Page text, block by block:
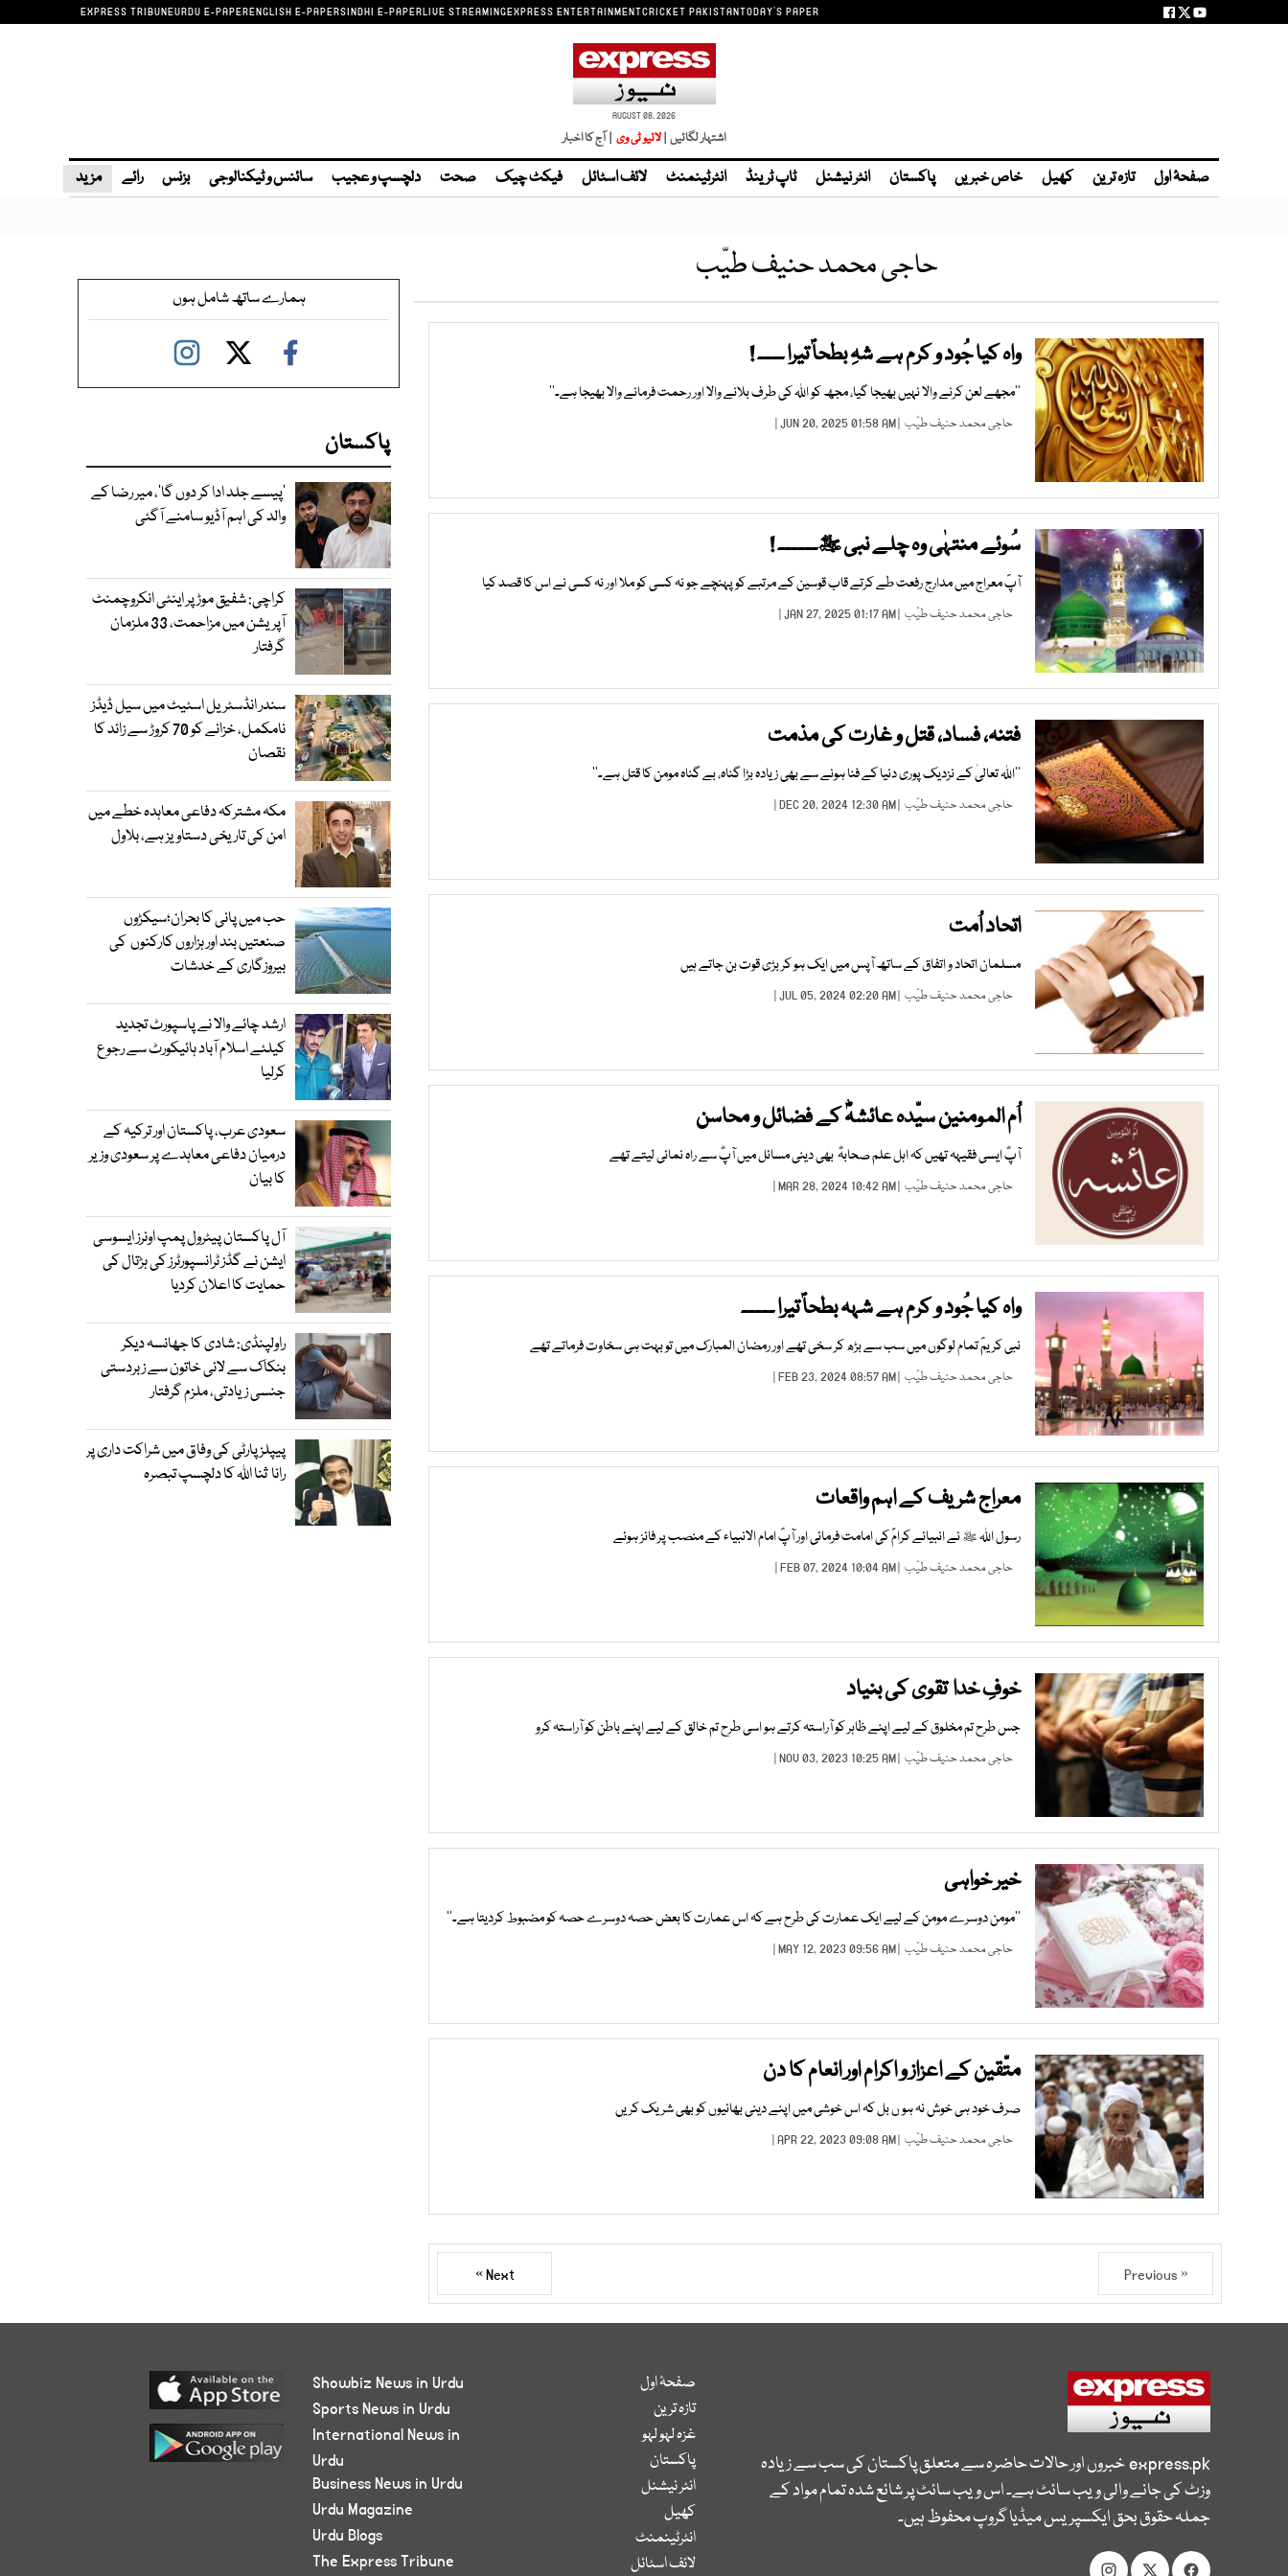
EXPRESS TRIBUNEURDU E-PAPERENGLISH E-PAPERSINDHI E-PAPERLIVE STREAMINGEXPRESS ENTERTAINMENTCRICKET PAKISTANTODAY'S PAPER
AUGUST 08, 2026
اشتہار لگائیں | | آج کا اخبار
صفحۂ اول تازہ ترین کھیل خاص خبریں پاکستان انٹر نیشنل ٹاپ ٹرینڈ انٹرٹینمنٹ لائف اسٹائل فیکٹ چیک صحت دلچسپ و عجیب سائنس و ٹیکنالوجی بزنس رائے مزید
حاجی محمد حنیف طیّب
واہ کیا جُود و کرم ہے شہِ بطحاؐ تیرا ۔۔۔۔ !
’’مجھے لعن کرنے والا نہیں بھیجا گیا، مجھ کو اﷲ کی طرف بلانے والا اور رحمت فرمانے والا بھیجا ہے۔‘‘
حاجی محمد حنیف طیّب | JUN 20, 2025 01:58 AM |
سُوئے منتہٰی وہ چلے نبی ﷺ۔۔۔۔۔۔ !
آپؐ معراج میں مدارج رفعت طے کرتے قاب قوسین کے مرتبے کو پہنچے جو نہ کسی کو ملا اور نہ کسی نے اس کا قصد کیا
حاجی محمد حنیف طیّب | JAN 27, 2025 01:17 AM |
فتنہ، فساد، قتل و غارت کی مذمت
’’اﷲ تعالیٰ کے نزدیک پوری دنیا کے فنا ہونے سے بھی زیادہ بڑا گناہ، بے گناہ مومن کا قتل ہے۔‘‘
حاجی محمد حنیف طیّب | DEC 20, 2024 12:30 AM |
اتحاد اُمت
مسلمان اتحاد و اتفاق کے ساتھ آپس میں ایک ہو کر بڑی قوت بن جاتے ہیں
حاجی محمد حنیف طیّب | JUL 05, 2024 02:20 AM |
اُم المومنین سیّدہ عائشہؓ کے فضائل و محاسن
آپؓ ایسی فقیہہ تھیں کہ اہل علم صحابہؓ بھی دینی مسائل میں آپؓ سے راہ نمائی لیتے تھے
حاجی محمد حنیف طیّب | MAR 28, 2024 10:42 AM |
واہ کیا جُود و کرم ہے شہہ بطحاؐ تیرا ۔۔۔۔۔
نبی کریمؐ تمام لوگوں میں سب سے بڑھ کر سخی تھے اور رمضان المبارک میں تو بہت ہی سخاوت فرماتے تھے
حاجی محمد حنیف طیّب | FEB 23, 2024 08:57 AM |
معراج شریف کے اہم واقعات
رسول اﷲ ﷺ نے انبیائے کرامؑ کی امامت فرمائی اور آپؐ امام الانبیاء کے منصب پر فائز ہوئے
حاجی محمد حنیف طیّب | FEB 07, 2024 10:04 AM |
خوفِ خدا تقوی کی بنیاد
جس طرح تم مخلوق کے لیے اپنے ظاہر کو آراستہ کرتے ہو اسی طرح تم خالق کے لیے اپنے باطن کو آراستہ کرو
حاجی محمد حنیف طیّب | NOV 03, 2023 10:25 AM |
خیر خواہی
’’مومن دوسرے مومن کے لیے ایک عمارت کی طرح ہے کہ اس عمارت کا بعض حصہ دوسرے حصہ کو مضبوط کردیتا ہے۔‘‘
حاجی محمد حنیف طیّب | MAY 12, 2023 09:56 AM |
متّقین کے اعزاز و اکرام اور انعام کا دن
صرف خود ہی خوش نہ ہو ں بل کہ اس خوشی میں اپنے دینی بھائیوں کو بھی شریک کریں
حاجی محمد حنیف طیّب | APR 22, 2023 09:08 AM |
« Previous
Next »
ہمارے ساتھ شامل ہوں
پاکستان
’پیسے جلد ادا کر دوں گا‘، میر رضا کے
والد کی اہم آڈیو سامنے آگئی
کراچی: شفیق موڑ پر اینٹی انکروچمنٹ
آپریشن میں مزاحمت، 33 ملزمان
گرفتار
سندر انڈسٹریل اسٹیٹ میں سیل ڈیڈز
نامکمل، خزانے کو 70 کروڑ سے زائد کا
نقصان
مکہ مشترکہ دفاعی معاہدہ خطے میں
امن کی تاریخی دستاویز ہے، بلاول
حب میں پانی کا بحران؛سیکڑوں
صنعتیں بند اور ہزاروں کارکنوں کی
بیروزگاری کے خدشات
ارشد چائے والا نے پاسپورٹ تجدید
کیلئے اسلام آباد ہائیکورٹ سے رجوع
کرلیا
سعودی عرب، پاکستان اور ترکیہ کے
درمیان دفاعی معاہدے پر سعودی وزیر
کا بیان
آل پاکستان پیٹرول پمپ اونرز ایسوسی
ایشن نے گڈز ٹرانسپورٹرز کی ہڑتال کی
حمایت کا اعلان کردیا
راولپنڈی: شادی کا جھانسہ دیکر
بنکاک سے لائی خاتون سے زبردستی
جنسی زیادتی، ملزم گرفتار
پیپلز پارٹی کی وفاق میں شراکت داری پر
رانا ثنا اللہ کا دلچسپ تبصرہ
express.pkخبروں اور حالات حاضرہ سے متعلق پاکستان کی سب سے زیادہ
وزٹ کی جانے والی ویب سائٹ ہے۔ اس ویب سائٹ پر شائع شدہ تمام مواد کے
جملہ حقوق بحق ایکسپریس میڈیا گروپ محفوظ ہیں۔
صفحۂ اول
تازہ ترین
غزہ لہو لہو
پاکستان
انٹر نیشنل
کھیل
انٹرٹینمنٹ
لائف اسٹائل
Showbiz News in Urdu
Sports News in Urdu
International News in
Urdu
Business News in Urdu
Urdu Magazine
Urdu Blogs
The Express Tribune